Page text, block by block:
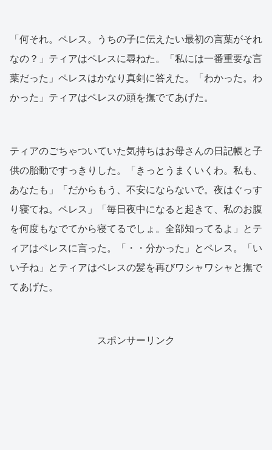
「何それ。ペレス。うちの子に伝えたい最初の言葉がそれ
なの？」ティアはペレスに尋ねた。「私には一番重要な言
葉だった」ペレスはかなり真剣に答えた。「わかった。わ
かった」ティアはペレスの頭を撫でてあげた。
ティアのごちゃついていた気持ちはお母さんの日記帳と子
供の胎動ですっきりした。「きっとうまくいくわ。私も、
あなたも」「だからもう、不安にならないで。夜はぐっす
り寝てね。ペレス」「毎日夜中になると起きて、私のお腹
を何度もなでてから寝てるでしょ。全部知ってるよ」とテ
ィアはペレスに言った。「・・分かった」とペレス。「い
い子ね」とティアはペレスの髪を再びワシャワシャと撫で
てあげた。
スポンサーリンク